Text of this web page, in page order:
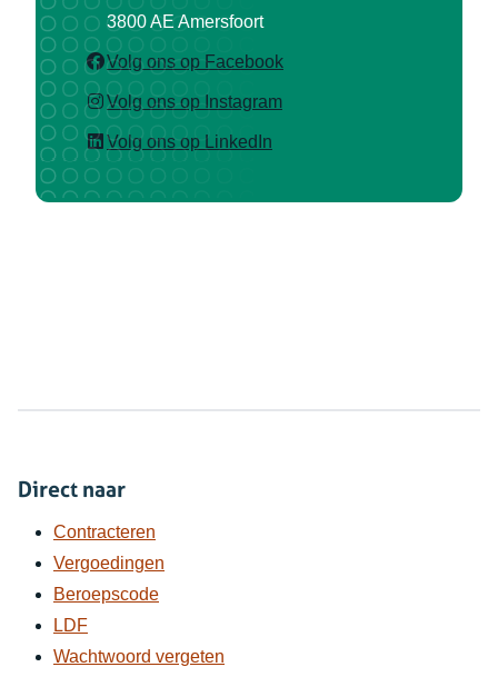
3800 AE Amersfoort
Volg ons op Facebook(opent in nieuw tabblad)
Volg ons op Instagram(opent in nieuw tabblad)
Volg ons op LinkedIn
Direct naar
Contracteren
Vergoedingen
Beroepscode
LDF
Wachtwoord vergeten